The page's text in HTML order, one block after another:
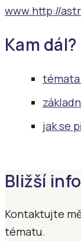
www.http://
Kam dál?
jak se
Bližší
Kontaktujte
tématu.